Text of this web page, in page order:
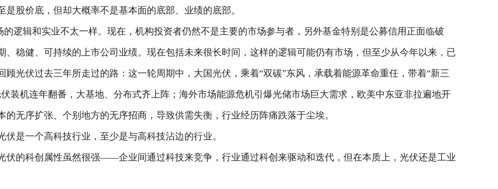
股价底，但却大概率不是基本面的底部、业绩的底部。
逻辑和实业不太一样。现在，机构投资者仍然不是主要的市场参与者，另外基金特别是公募信用正面临破
稳健、可持续的上市公司业绩。现在包括未来很长时间，这样的逻辑可能仍有市场，但至少从今年以来，已
光伏过去三年所走过的路：这一轮周期中，大国光伏，乘着“双碳”东风，承载着能源革命重任，带着“新三
装机连年翻番，大基地、分布式齐上阵；海外市场能源危机引爆光储市场巨大需求，欧美中东亚非拉遍地开
无序扩张、个别地方的无序招商，导致供需失衡，行业经历阵痛跌落于尘埃。
是一个高科技行业，至少是与高科技沾边的行业。
伏的科创属性虽然很强——企业间通过科技来竞争，行业通过科创来驱动和迭代，但在本质上，光伏还是工业